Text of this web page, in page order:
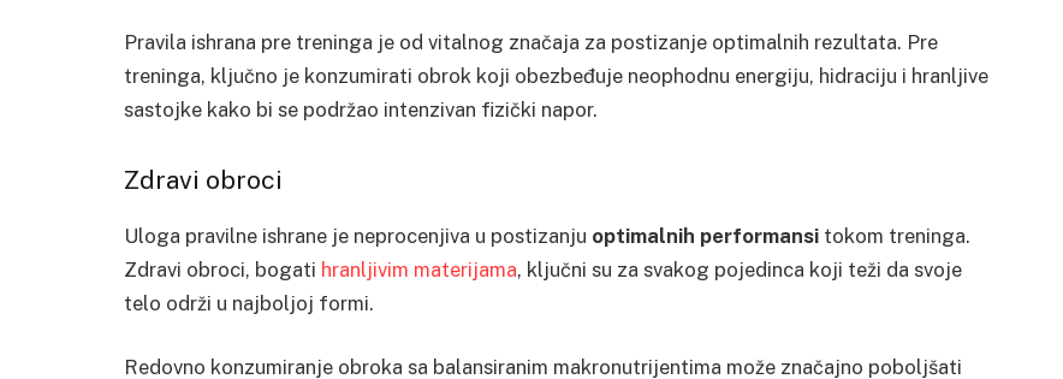
Pravila ishrana pre treninga je od vitalnog značaja za postizanje optimalnih rezultata. Pre
treninga, ključno je konzumirati obrok koji obezbeđuje neophodnu energiju, hidraciju i hranljive
sastojke kako bi se podržao intenzivan fizički napor.
Zdravi obroci
Uloga pravilne ishrane je neprocenjiva u postizanju optimalnih performansi tokom treninga.
Zdravi obroci, bogati hranljivim materijama, ključni su za svakog pojedinca koji teži da svoje
telo održi u najboljoj formi.
Redovno konzumiranje obroka sa balansiranim makronutrijentima može značajno poboljšati